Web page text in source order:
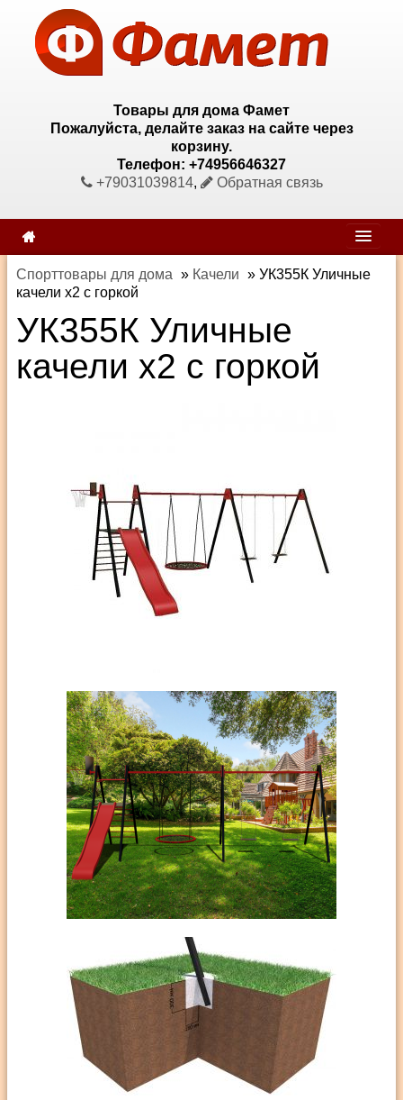
Товары для дома Фамет
Пожалуйста, делайте заказ на сайте через
корзину.
Телефон: +74956646327
+79031039814, Обратная связь
Спорттовары для дома » Качели » УК355К Уличные
качели х2 с горкой
УК355К Уличные
качели х2 с горкой